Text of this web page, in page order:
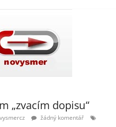
„zvacím dopisu“
žádný komentář